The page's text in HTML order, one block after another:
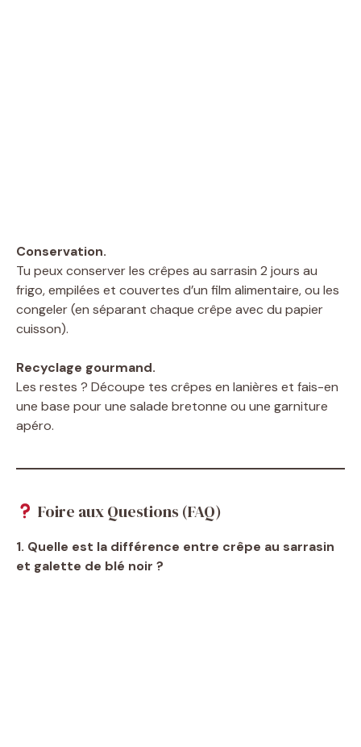
Conservation.
Tu peux conserver les crêpes au sarrasin 2 jours au
frigo, empilées et couvertes d’un film alimentaire, ou les
congeler (en séparant chaque crêpe avec du papier
cuisson).
Recyclage gourmand.
Les restes ? Découpe tes crêpes en lanières et fais-en
une base pour une salade bretonne ou une garniture
apéro.
Foire aux Questions (FAQ)
1. Quelle est la différence entre crêpe au sarrasin
et galette de blé noir ?